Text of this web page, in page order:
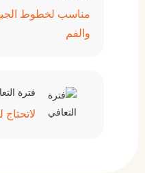
مناسب لخطوط
والفم
فترة
لاتحتاج